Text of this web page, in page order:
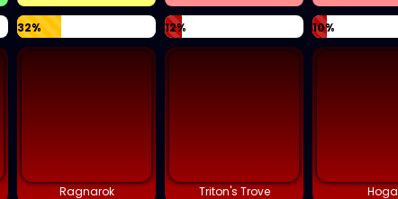
32% 12% 10%
Ragnarok Triton's Trove Hoga